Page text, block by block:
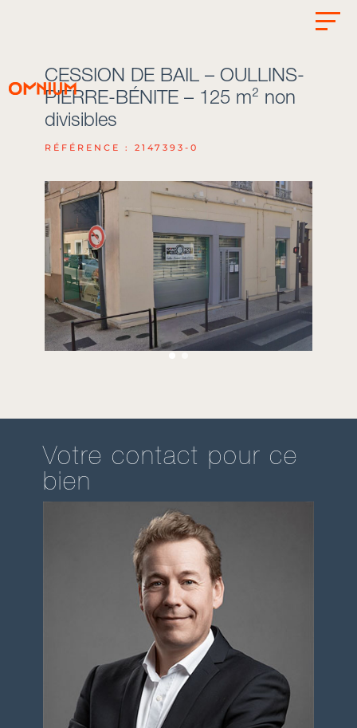
CESSION DE BAIL – OULLINS-
PIERRE-BÉNITE – 125 m² non
divisibles
RÉFÉRENCE : 2147393-0
Votre contact pour ce
bien